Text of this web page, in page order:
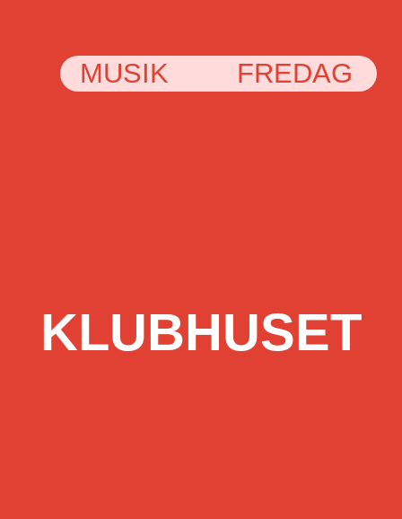
MUSIK FREDAG
KLUBHUSET